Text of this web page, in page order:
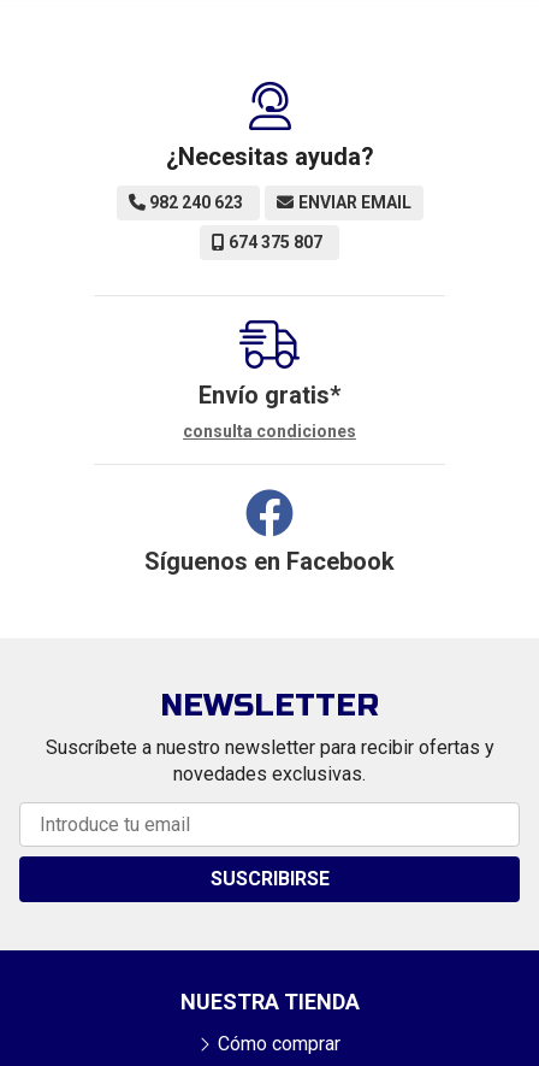
¿Necesitas ayuda?
982 240 623 ENVIAR EMAIL
674 375 807
Envío gratis*
consulta condiciones
Síguenos en Facebook
NEWSLETTER
Suscríbete a nuestro newsletter para recibir ofertas y
novedades exclusivas.
SUSCRIBIRSE
NUESTRA TIENDA
Cómo comprar